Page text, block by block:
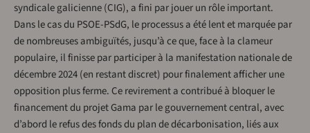
syndicale galicienne (CIG), a fini par jouer un rôle important.
Dans le cas du PSOE-PSdG, le processus a été lent et marquée par
de nombreuses ambiguïtés, jusqu’à ce que, face à la clameur
populaire, il finisse par participer à la manifestation nationale de
décembre 2024 (en restant discret) pour finalement afficher une
opposition plus ferme. Ce revirement a contribué à bloquer le
financement du projet Gama par le gouvernement central, avec
d’abord le refus des fonds du plan de décarbonisation, liés aux